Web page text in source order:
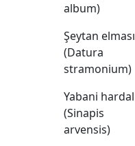
album)
Şeytan elması
(Datura
stramonium)
Yabani hardal
(Sinapis
arvensis)